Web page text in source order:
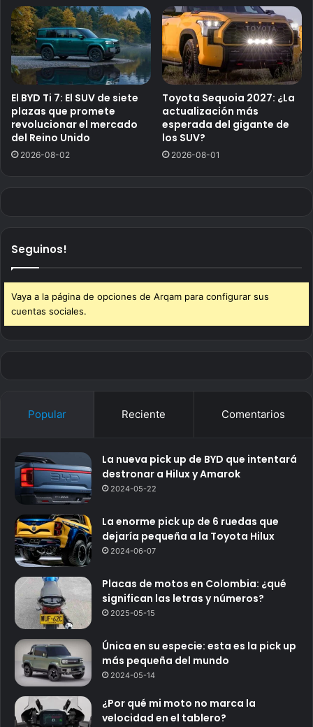
El BYD Ti 7: El SUV de siete
plazas que promete
revolucionar el mercado
del Reino Unido
2026-08-02
Toyota Sequoia 2027: ¿La
actualización más
esperada del gigante de
los SUV?
2026-08-01
Seguinos!
Vaya a la página de opciones de Arqam para configurar sus
cuentas sociales.
Popular Reciente Comentarios
La nueva pick up de BYD que intentará
destronar a Hilux y Amarok
2024-05-22
La enorme pick up de 6 ruedas que
dejaría pequeña a la Toyota Hilux
2024-06-07
Placas de motos en Colombia: ¿qué
significan las letras y números?
2025-05-15
Única en su especie: esta es la pick up
más pequeña del mundo
2024-05-14
¿Por qué mi moto no marca la
velocidad en el tablero?